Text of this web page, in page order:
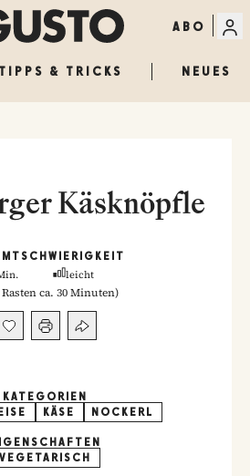
ABO
TIPPS & TRICKS NEUES
Käsknöpfle
SCHWIERIGKEIT
leicht
ca. 30 Minuten)
KATEGORIEN
KÄSE NOCKERL
VEGETARISCH